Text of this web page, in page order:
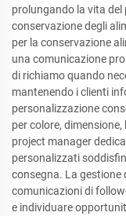
prolungando la vita
conservazione degli
per la conservazione
una comunicazione
di richiamo quando
mantenendo i clienti
personalizzazione
per colore,
project manager
personalizzati
consegna. La gestione
comunicazioni di
e individuare